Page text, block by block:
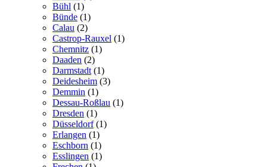
Bühl (1)
Bünde (1)
Calau (2)
Castrop-Rauxel (1)
Chemnitz (1)
Daaden (2)
Darmstadt (1)
Deidesheim (3)
Demmin (1)
Dessau-Roßlau (1)
Dresden (1)
Düsseldorf(1)
Erlangen (1)
Eschborn (1)
Esslingen (1)